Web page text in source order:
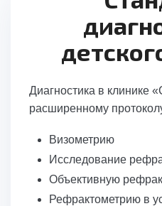
Диагностика в клинике
расширенному
Визометрию
Исследование
Объективную
Рефрактометрию в